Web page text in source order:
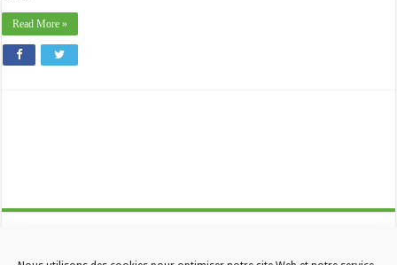
Read More »